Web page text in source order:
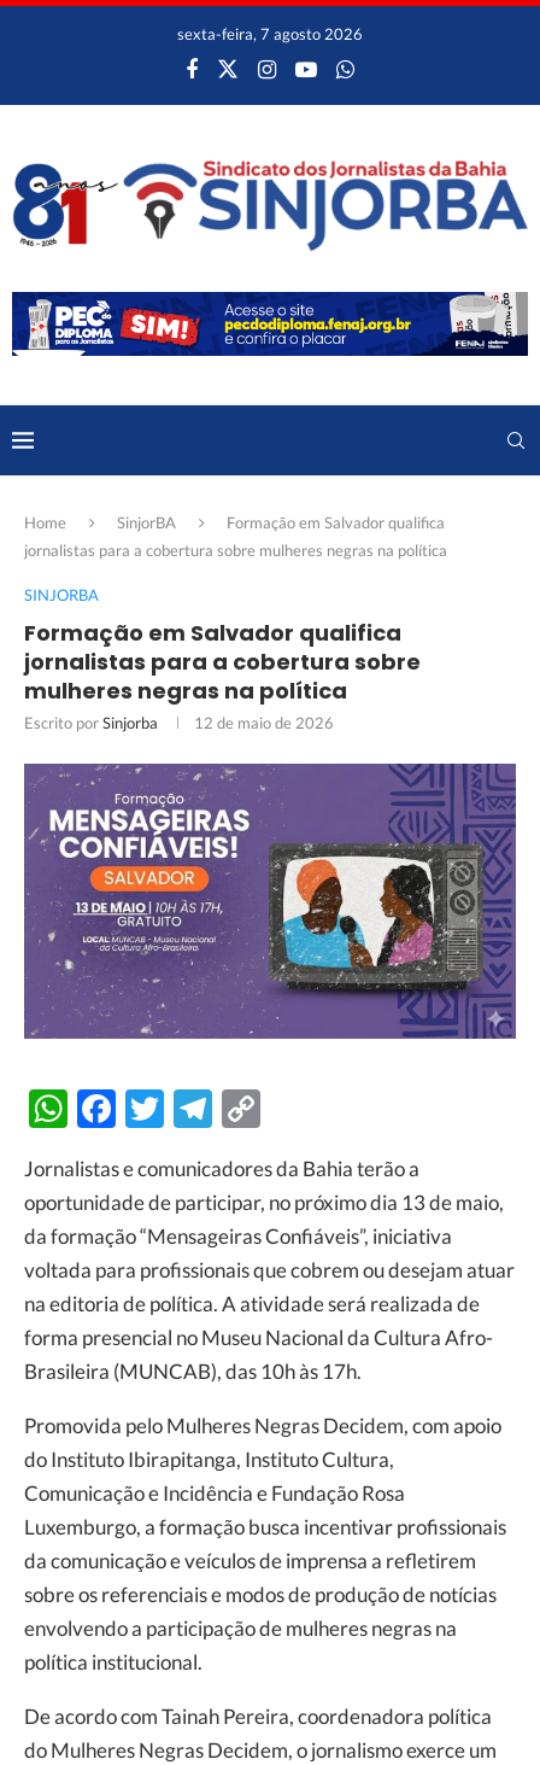
sexta-feira, 7 agosto 2026
Home SinjorBA
Formação em Salvador qualifica
jornalistas para a cobertura sobre mulheres negras na política
SINJORBA
Formação em Salvador qualifica
jornalistas para a cobertura sobre
mulheres negras na política
Escrito porSinjorba 12 de maio de 2026
WhatsApp
Facebook
TwitterTelegram
Jornalistas e comunicadores da Bahia terão a
oportunidade de participar, no próximo dia 13 de maio,
da formação “Mensageiras Confiáveis”, iniciativa
voltada para profissionais que cobrem ou desejam atuar
na editoria de política. A atividade será realizada de
forma presencial no Museu Nacional da Cultura Afro-
Brasileira (MUNCAB), das 10h às 17h.
Promovida pelo Mulheres Negras Decidem, com apoio
do Instituto Ibirapitanga, Instituto Cultura,
Comunicação e Incidência e Fundação Rosa
Luxemburgo, a formação busca incentivar profissionais
da comunicação e veículos de imprensa a refletirem
sobre os referenciais e modos de produção de notícias
envolvendo a participação de mulheres negras na
política institucional.
De acordo com Tainah Pereira, coordenadora política
do Mulheres Negras Decidem, o jornalismo exerce um